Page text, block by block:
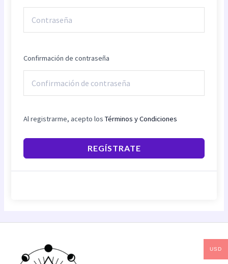
Confirmación de contraseña
Al registrarme, acepto losTérminos y Condiciones
REGÍSTRATE
USD